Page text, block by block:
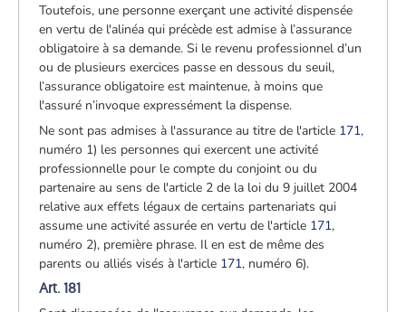
Toutefois, une personne exerçant une activité dispensée
en vertu de l'alinéa qui précède est admise à l’assurance
obligatoire à sa demande. Si le revenu professionnel d’un
ou de plusieurs exercices passe en dessous du seuil,
l’assurance obligatoire est maintenue, à moins que
l'assuré n’invoque expressément la dispense.
Ne sont pas admises à l'assurance au titre de l'article 171,
numéro 1) les personnes qui exercent une activité
professionnelle pour le compte du conjoint ou du
partenaire au sens de l'article 2 de la loi du 9 juillet 2004
relative aux effets légaux de certains partenariats qui
assume une activité assurée en vertu de l'article 171,
numéro 2), première phrase. Il en est de même des
parents ou alliés visés à l'article 171, numéro 6).
Art. 181